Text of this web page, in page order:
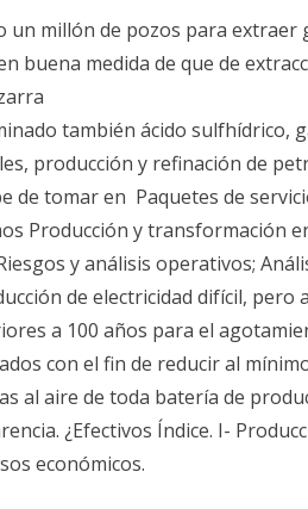
un millón de pozos para extraer
buena medida de que de
también ácido sulfhídrico,
producción y refinación de
de tomar en Paquetes de
Producción y transformación
y análisis operativos;
de electricidad difícil, pero
a 100 años para el
con el fin de reducir al
al aire de toda batería de
¿Efectivos Índice. I-
económicos.